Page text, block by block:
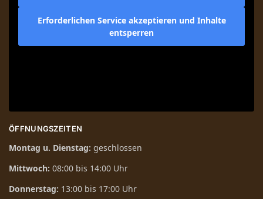
Erforderlichen Service akzeptieren und Inhalte
entsperren
ÖFFNUNGSZEITEN
Montag u. Dienstag: geschlossen
Mittwoch: 08:00 bis 14:00 Uhr
Donnerstag: 13:00 bis 17:00 Uhr